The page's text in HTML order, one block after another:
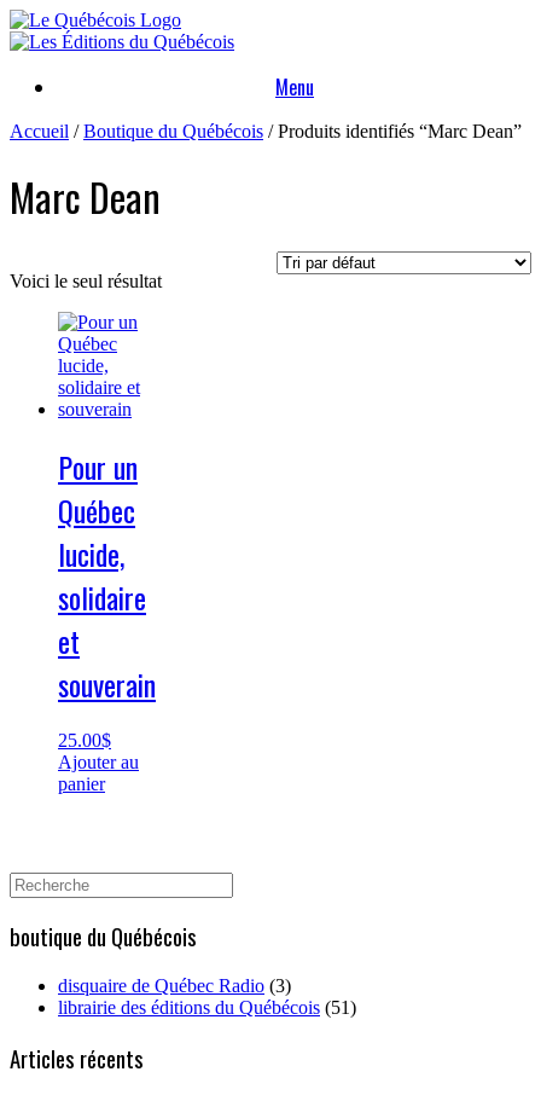
Skip
to
Menu
Accueil /Boutique du Québécois / Produits identifiés “Marc Dean”
Marc Dean
Voici le seul résultat
Pour un
Québec
lucide,
solidaire
et
souverain
25.00$
Ajouter au
panier
Search
for:
boutique du Québécois
disquaire de Québec Radio (3)
librairie des éditions du Québécois (51)
Articles récents